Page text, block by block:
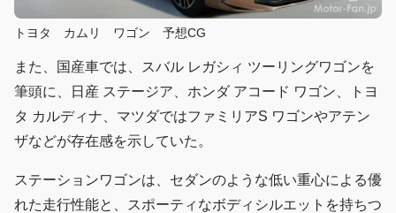
トヨタ カムリ ワゴン 予想CG
また、国産車では、スバル レガシィ ツーリングワゴンを
筆頭に、日産 ステージア、ホンダ アコード ワゴン、トヨ
タ カルディナ、マツダではファミリアS ワゴンやアテン
ザなどが存在感を示していた。
ステーションワゴンは、セダンのような低い重心による優
れた走行性能と、スポーティなボディシルエットを持ちつ